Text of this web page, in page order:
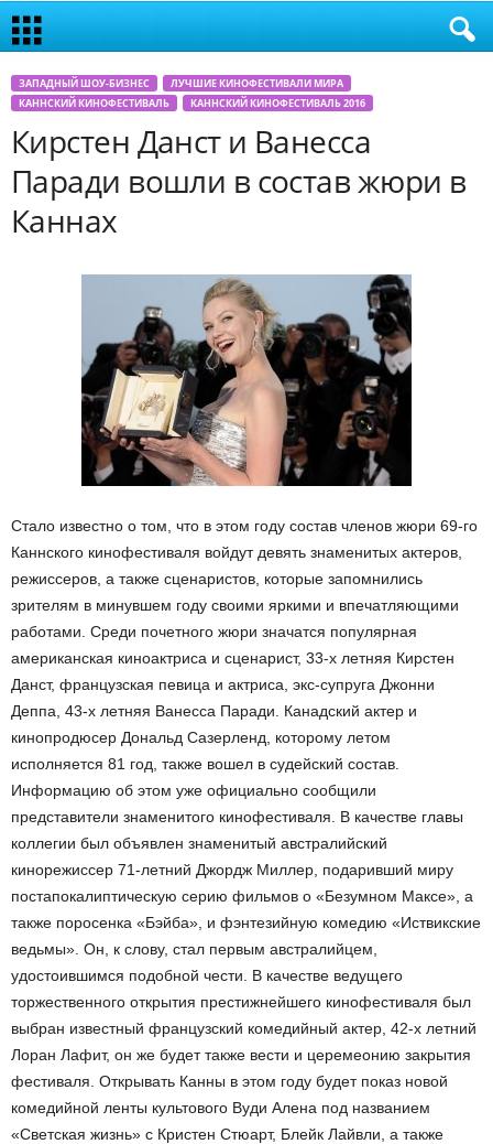
ЗАПАДНЫЙ ШОУ-БИЗНЕС
ЛУЧШИЕ КИНОФЕСТИВАЛИ МИРА
КАННСКИЙ КИНОФЕСТИВАЛЬ
КАННСКИЙ КИНОФЕСТИВАЛЬ 2016
Кирстен Данст и Ванесса
Паради вошли в состав жюри в
Каннах
Стало известно о том, что в этом году состав членов жюри 69-го
Каннского кинофестиваля войдут девять знаменитых актеров,
режиссеров, а также сценаристов, которые запомнились
зрителям в минувшем году своими яркими и впечатляющими
работами. Среди почетного жюри значатся популярная
американская киноактриса и сценарист, 33-х летняя Кирстен
Данст, французская певица и актриса, экс-супруга Джонни
Деппа, 43-х летняя Ванесса Паради. Канадский актер и
кинопродюсер Дональд Сазерленд, которому летом
исполняется 81 год, также вошел в судейский состав.
Информацию об этом уже официально сообщили
представители знаменитого кинофестиваля. В качестве главы
коллегии был объявлен знаменитый австралийский
кинорежиссер 71-летний Джордж Миллер, подаривший миру
постапокалиптическую серию фильмов о «Безумном Максе», а
также поросенка «Бэйба», и фэнтезийную комедию «Иствикские
ведьмы». Он, к слову, стал первым австралийцем,
удостоившимся подобной чести. В качестве ведущего
торжественного открытия престижнейшего кинофестиваля был
выбран известный французский комедийный актер, 42-х летний
Лоран Лафит, он же будет также вести и церемеонию закрытия
фестиваля. Открывать Канны в этом году будет показ новой
комедийной ленты культового Вуди Алена под названием
«Светская жизнь» с Кристен Стюарт, Блейк Лайвли, а также